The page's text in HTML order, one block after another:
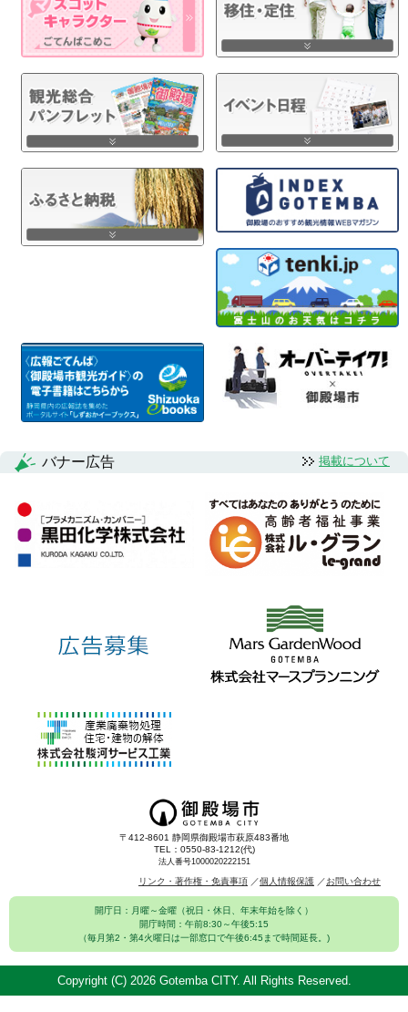
バナー広告 掲載について
〒412-8601 静岡県御殿場市萩原483番地
TEL：0550-83-1212(代)
法人番号1000020222151
リンク・著作権・免責事項 個人情報保護 お問い合わせ
開庁日：月曜～金曜（祝日・休日、年末年始を除く）
開庁時間：午前8:30～午後5:15
（毎月第2・第4火曜日は一部窓口で午後6:45まで時間延長。)
Copyright (C) 2026 Gotemba CITY. All Rights Reserved.